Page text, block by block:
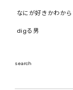
なにが好きかわか
digる男
search